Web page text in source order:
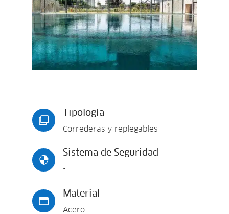

Tipología
Correderas y replegables

Sistema de Seguridad
-

Material
Acero